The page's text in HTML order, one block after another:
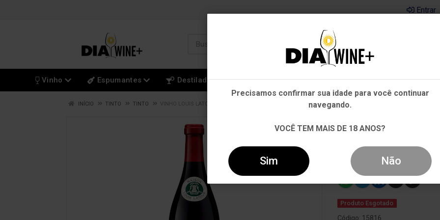
Entrar
Vinho Espumantes Destilados Cervejas Kits Departamentos
INÍCIO TINTO TINTO VINHO LOUIS LATOUR BOUGOGNE PINOT NOIR 2020 TINTO 750ML
Vinho Louis
Noir 2020
Produto Esgotado
Código: 15816
Em que Estado você está?
Pernambuco
Outros Estados
Precisamos confirmar sua idade para você continuar
navegando.
VOCÊ TEM MAIS DE 18 ANOS?
Sim Não